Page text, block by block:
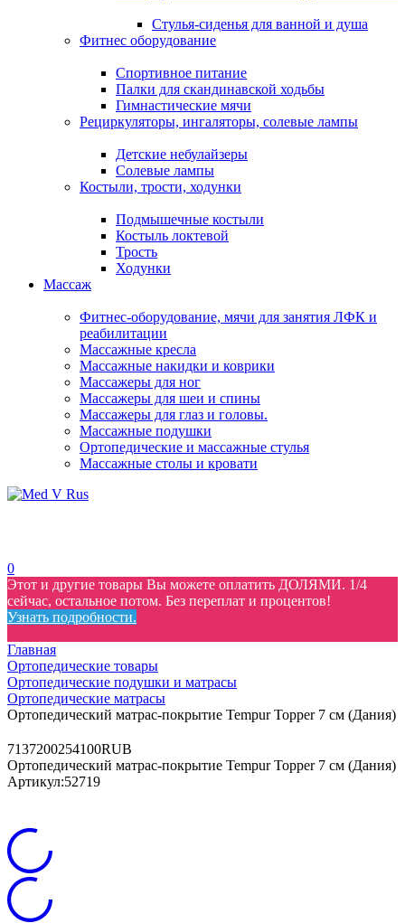
Стулья-сиденья для ванной и душа
Фитнес оборудование
Спортивное питание
Палки для скандинавской ходьбы
Гимнастические мячи
Рециркуляторы, ингаляторы, солевые лампы
Детские небулайзеры
Солевые лампы
Костыли, трости, ходунки
Подмышечные костыли
Костыль локтевой
Трость
Ходунки
Массаж
Фитнес-оборудование, мячи для занятия ЛФК и
реабилитации
Массажные кресла
Массажные накидки и коврики
Массажеры для ног
Массажеры для шеи и спины
Массажеры для глаз и головы.
Массажные подушки
Ортопедические и массажные стулья
Массажные столы и кровати
0
Этот и другие товары Вы можете оплатить ДОЛЯМИ. 1/4
сейчас, остальное потом. Без переплат и процентов!
Узнать подробности.
Главная
Ортопедические товары
Ортопедические подушки и матрасы
Ортопедические матрасы
Ортопедический матрас-покрытие Tempur Topper 7 см (Дания)
7137200254100RUB
Ортопедический матрас-покрытие Tempur Topper 7 см (Дания)
Артикул:52719